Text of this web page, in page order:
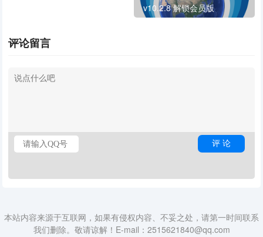
v10.2.8 解锁会员版
评论留言
本站内容来源于互联网，如果有侵权内容、不妥之处，请第一时间联系
我们删除。敬请谅解！E-mail：2515621840@qq.com